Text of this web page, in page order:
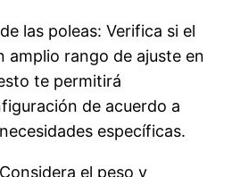
las poleas: Verifica si el
amplio rango de ajuste en
te permitirá
de acuerdo a
específicas.
el peso y